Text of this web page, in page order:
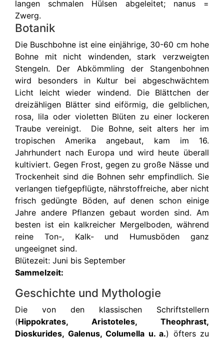
langen schmalen Hülsen abgeleitet; nanus =
Zwerg.
Botanik
Die Buschbohne ist eine einjährige, 30-60 cm hohe
Bohne mit nicht windenden, stark verzweigten
Stengeln. Der Abkömmling der Stangenbohnen
wird besonders in Kultur bei abgeschwächtem
Licht leicht wieder windend. Die Blättchen der
dreizähligen Blätter sind eiförmig, die gelblichen,
rosa, lila oder violetten Blüten zu einer lockeren
Traube vereinigt. Die Bohne, seit alters her im
tropischen Amerika angebaut, kam im 16.
Jahrhundert nach Europa und wird heute überall
kultiviert. Gegen Frost, gegen zu große Nässe und
Trockenheit sind die Bohnen sehr empfindlich. Sie
verlangen tiefgepflügte, nährstoffreiche, aber nicht
frisch gedüngte Böden, auf denen schon einige
Jahre andere Pflanzen gebaut worden sind. Am
besten ist ein kalkreicher Mergelboden, während
reine Ton-, Kalk- und Humusböden ganz
ungeeignet sind.
Blütezeit: Juni bis September
Sammelzeit:
Geschichte und Mythologie
Die von den klassischen Schriftstellern
(Hippokrates, Aristoteles, Theophrast,
Dioskurides, Galenus, Columella u. a.) öfters zu